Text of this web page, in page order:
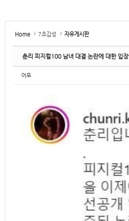
Home 7초감성 자유게시판
춘리 피지컬100 남녀 대결 논란에 대한 입장
어푸